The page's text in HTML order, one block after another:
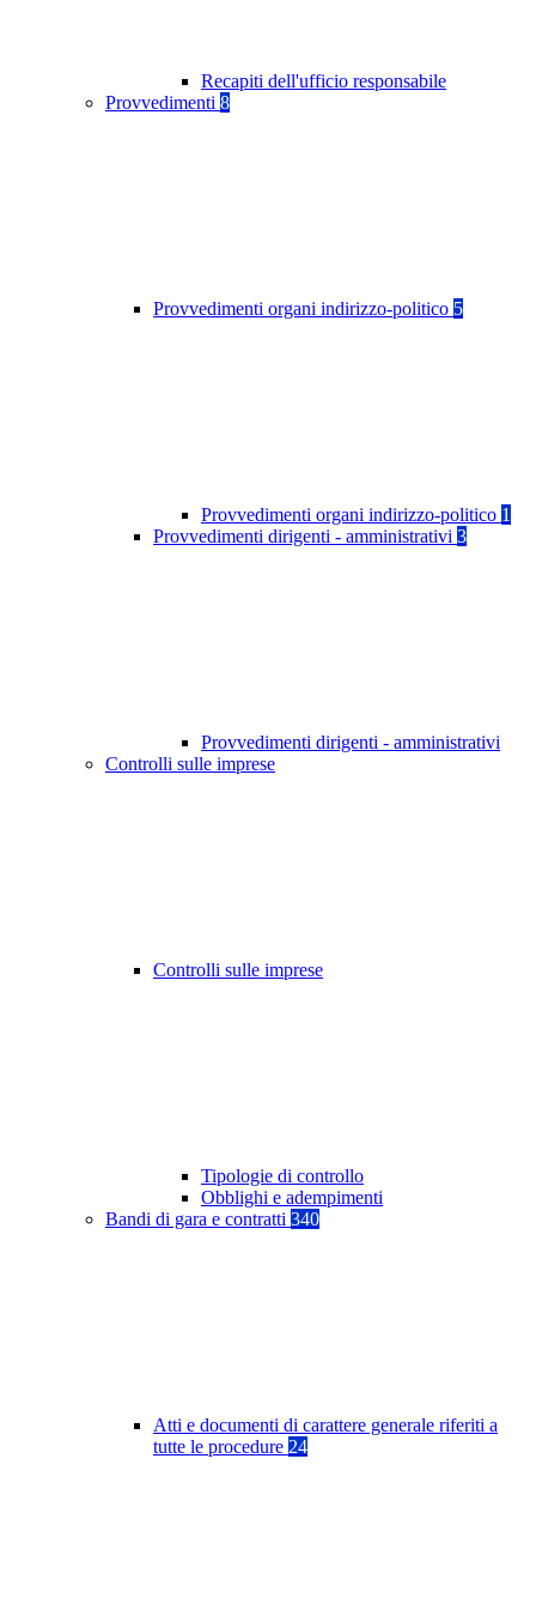
Recapiti dell'ufficio responsabile
Provvedimenti 8
Provvedimenti organi indirizzo-politico 5
Provvedimenti organi indirizzo-politico 1
Provvedimenti dirigenti - amministrativi 3
Provvedimenti dirigenti - amministrativi
Controlli sulle imprese
Controlli sulle imprese
Tipologie di controllo
Obblighi e adempimenti
Bandi di gara e contratti 340
Atti e documenti di carattere generale riferiti a
tutte le procedure 24